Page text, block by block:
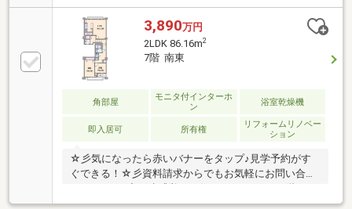
フルリフォーム済◇3ＷＡＹアクセス可！ 大阪メト
ロ御堂筋線「中津」歩9分 阪急神戸線「中津」歩9
分 阪急神戸線「大阪梅田」歩16分◇コンパクトなが
らも快適に暮らせる1LDK◇戸建て感覚の暮らしを楽し
めるメゾネットタイプ◇南向きにつき陽当たり良好
【周辺施設】中津小学校：徒歩5分大淀中学校：徒歩
23分MISUGIYA＋豊崎店：徒歩10分ファミリーマー
ト：徒歩5分大阪中津郵便局：徒歩9分
3,890万円
2LDK 86.16m2
7階 南東
角部屋
モニタ付インターホ
ン
浴室乾燥機
即入居可 所有権
リフォームリノベー
ション
☆彡気になったら赤いバナーをタップ♪見学予約がす
ぐできる！☆彡資料請求からでもお気軽にお問い合わ
階メゾネットタイプ！◇LDKからは一面淀川が望めま